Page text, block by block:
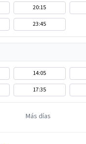
20:15
23:45
14:05
17:35
Más días